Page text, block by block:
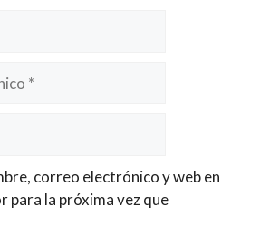
correo electrónico y web en
para la próxima vez que